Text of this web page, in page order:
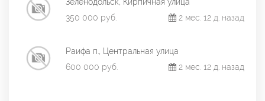
350 000 руб.
2 мес. 12 д. назад
Раифа п., Центральная улица
600 000 руб.
2 мес. 12 д. назад